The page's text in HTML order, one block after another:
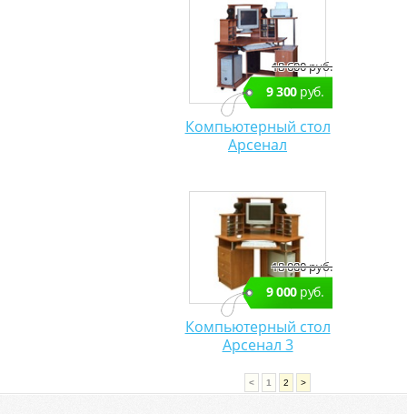
18 600 руб.
9 300руб.
Компьютерный стол
Арсенал
18 000 руб.
9 000руб.
Компьютерный стол
Арсенал 3
< 1 2 >